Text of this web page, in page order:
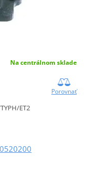
Na centrálnom sklade
Porovnať
ET2